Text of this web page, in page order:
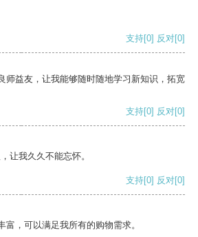
支持[0] 反对[0]
师益友，让我能够随时随地学习新知识，拓宽
支持[0] 反对[0]
让我久久不能忘怀。
支持[0] 反对[0]
富，可以满足我所有的购物需求。